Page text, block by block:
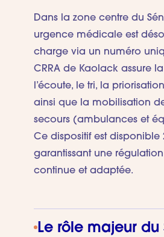
Dans la zone centre du
urgence médicale est
charge via un numéro
CRRA de Kaolack assure
l’écoute, le tri, la
ainsi que la mobilisation
secours (ambulances et
Ce dispositif est disponible
garantissant une
continue et adaptée.
Le rôle majeur du